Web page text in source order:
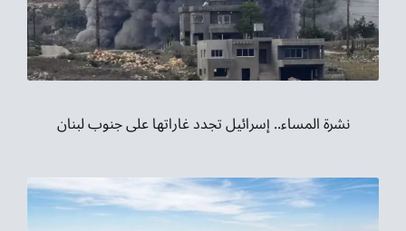
نشرة المساء.. إسرائيل تجدد غاراتها على جنوب لبنان